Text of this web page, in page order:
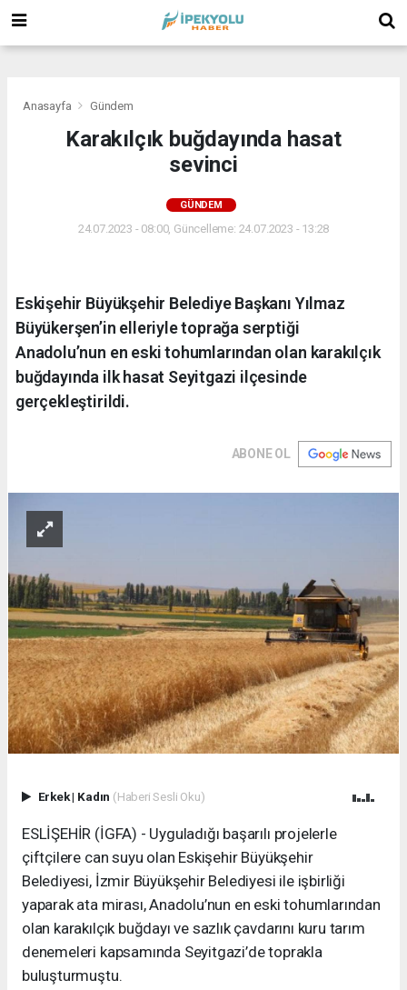
Anasayfa Gündem
Karakılçık buğdayında hasat
sevinci
GÜNDEM
24.07.2023 - 08:00, Güncelleme: 24.07.2023 - 13:28
Eskişehir Büyükşehir Belediye Başkanı Yılmaz
Büyükerşen’in elleriyle toprağa serptiği
Anadolu’nun en eski tohumlarından olan karakılçık
buğdayında ilk hasat Seyitgazi ilçesinde
gerçekleştirildi.
ABONE OL
Erkek| Kadın (Haberi Sesli Oku)
ESLİŞEHİR (İGFA) - Uyguladığı başarılı projelerle
çiftçilere can suyu olan Eskişehir Büyükşehir
Belediyesi, İzmir Büyükşehir Belediyesi ile işbirliği
yaparak ata mirası, Anadolu’nun en eski tohumlarından
olan karakılçık buğdayı ve sazlık çavdarını kuru tarım
denemeleri kapsamında Seyitgazi’de toprakla
buluşturmuştu.